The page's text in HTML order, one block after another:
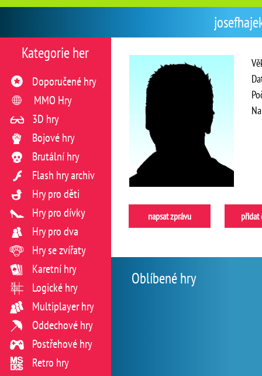
napsat zprávu přidat
Oblíbené hry
Kategorie her
Doporučené hry
MMO Hry
3D hry
Bojové hry
Brutální hry
Flash hry archiv
Hry pro děti
Hry pro dívky
Hry pro dva
Hry se zvířaty
Karetní hry
Logické hry
Multiplayer hry
Oddechové hry
Postřehové hry
Retro hry